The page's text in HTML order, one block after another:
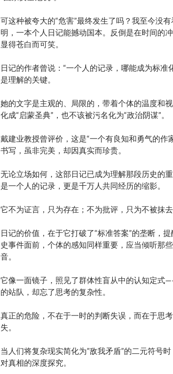
可这种被夸大的“危害”最终发生了吗？我至今没
明，一本个人日记能撼动国本。反倒是在时间的
显得苍白而可笑。
日记的作者曾说：“一个人的记录，哪能成为标准
是理解的关键。
她的文字是主观的、局限的，带着个体的温度和
化成“启蒙圣典”，也不该被污名化为“政治阴谋”。
戴建业教授曾评价，这是“一个有良知和勇气的作
书写，虽非完美，却因真实而珍贵。
无论立场如何，这部日记已成为理解那段历史的
是一个人的记录，更是千万人共同经历的缩影。
它不为证言，只为存在；不为批评，只为不被抹去
日记的价值，在于它打破了“标准答案”的垄断，
史事件面前，个体的感知同样重要，应当倾听那
音。
它像一面镜子，照见了群体性盲从中的认知定式
的站队，却忘了思考的复杂性。
真正的危险，不在于一时的判断失误，而在于思
失。
当人们将复杂现实简化为”敌我矛盾”的二元符号
对真相的深度探究。